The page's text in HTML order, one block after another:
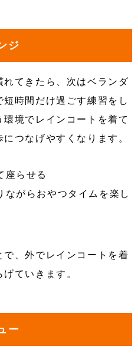
ジ
てきたら、次はベランダ
時間だけ過ごす練習をし
境でレインコートを着て
つなげやすくなります。
座らせる
ながらおやつタイムを楽し
、外でレインコートを着
ていきます。
ー